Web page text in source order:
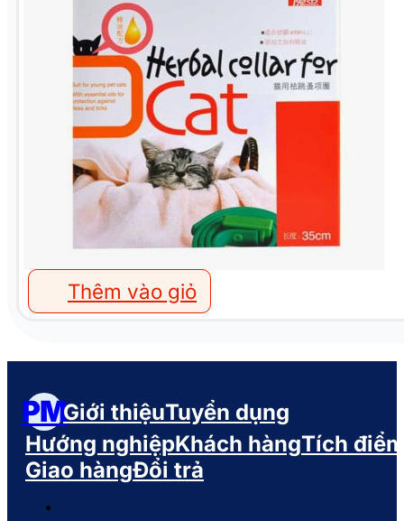
Thêm vào giỏ
PMGiới thiệuTuyển dụng
Hướng nghiệpKhách hàngTích
Giao hàngĐổi trả